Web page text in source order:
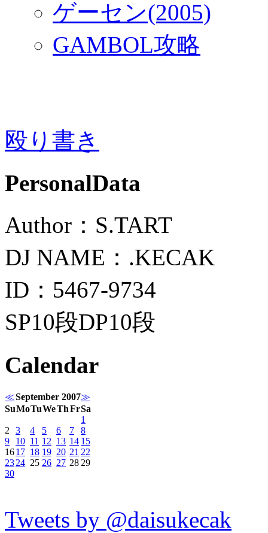
ゲーセン(2005)
GAMBOL攻略
殴り書き
PersonalData
Author：S.TART
DJ NAME：.KECAK
ID：5467-9734
SP10段DP10段
Calendar
≪September 2007≫
SuMoTuWeThFrSa
1
2
3 4 5 6 7
8
9
10 11 12 13 14 15
1617 18 19 20 21 22
2324 25 26 27 28 29
30
Tweets by @daisukecak